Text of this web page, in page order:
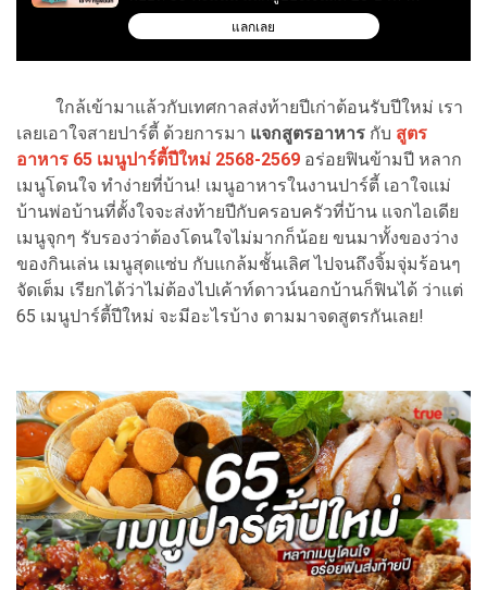
ใกล้เข้ามาแล้วกับเทศกาลส่งท้ายปีเก่าต้อนรับปีใหม่ เรา
เลยเอาใจสายปาร์ตี้ ด้วยการมา แจกสูตรอาหาร กับ สูตร
อาหาร 65 เมนูปาร์ตี้ปีใหม่ 2568-2569 อร่อยฟินข้ามปี หลาก
เมนูโดนใจ ทำง่ายที่บ้าน! เมนูอาหารในงานปาร์ตี้ เอาใจแม่
บ้านพ่อบ้านที่ตั้งใจจะส่งท้ายปีกับครอบครัวที่บ้าน แจกไอเดีย
เมนูจุกๆ รับรองว่าต้องโดนใจไม่มากก็น้อย ขนมาทั้งของว่าง
ของกินเล่น เมนูสุดแซ่บ กับแกล้มชั้นเลิศ ไปจนถึงจิ้มจุ่มร้อนๆ
จัดเต็ม เรียกได้ว่าไม่ต้องไปเค้าท์ดาวน์นอกบ้านก็ฟินได้ ว่าแต่
65 เมนูปาร์ตี้ปีใหม่ จะมีอะไรบ้าง ตามมาจดสูตรกันเลย!